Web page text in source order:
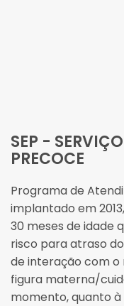
SEP -
PRECOCE
Programa de
implantado em
30 meses de idade
risco para atraso
de interação com
figura materna/
momento, quanto